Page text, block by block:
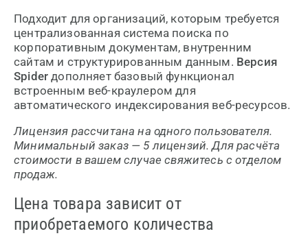
Подходит для организаций, которым требуется
централизованная система поиска по
корпоративным документам, внутренним
сайтам и структурированным данным. Версия
Spider дополняет базовый функционал
встроенным веб-краулером для
автоматического индексирования веб-ресурсов.
Лицензия рассчитана на одного пользователя.
Минимальный заказ — 5 лицензий. Для расчёта
стоимости в вашем случае свяжитесь с отделом
продаж.
Цена товара зависит от
приобретаемого количества